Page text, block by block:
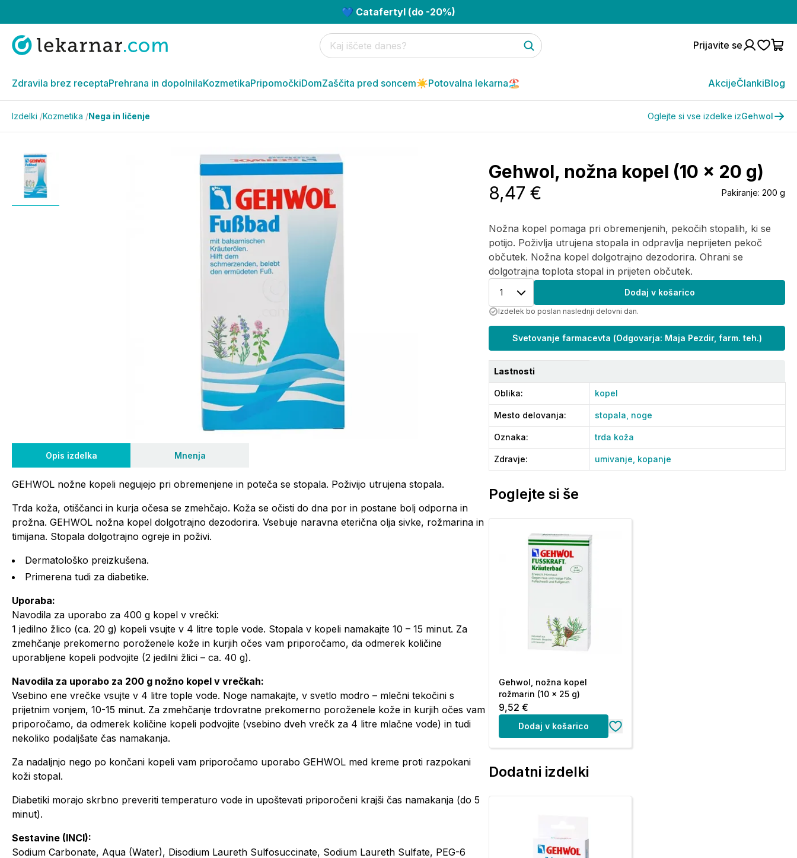
💙 Catafertyl (do -20%)
Prijavite se
Zdravila brez receptaPrehrana in dopolnilaKozmetikaPripomočkiDomZaščita pred soncem☀️Potovalna lekarna🏖️ AkcijeČlankiBlog
Izdelki /Kozmetika /Nega in ličenje Oglejte si vse izdelke izGehwol
Opis izdelka Mnenja
GEHWOL nožne kopeli negujejo pri obremenjene in poteča se stopala. Poživijo utrujena stopala.
Trda koža, otiščanci in kurja očesa se zmehčajo. Koža se očisti do dna por in postane bolj odporna in
prožna. GEHWOL nožna kopel dolgotrajno dezodorira. Vsebuje naravna eterična olja sivke, rožmarina in
timijana. Stopala dolgotrajno ogreje in poživi.
Dermatološko preizkušena.
Primerena tudi za diabetike.
Uporaba:
Navodila za uporabo za 400 g kopel v vrečki:
1 jedilno žlico (ca. 20 g) kopeli vsujte v 4 litre tople vode. Stopala v kopeli namakajte 10 – 15 minut. Za
zmehčanje prekomerno poroženele kože in kurjih očes vam priporočamo, da odmerek količine
uporabljene kopeli podvojite (2 jedilni žlici – ca. 40 g).
Navodila za uporabo za 200 g nožno kopel v vrečkah:
Vsebino ene vrečke vsujte v 4 litre tople vode. Noge namakajte, v svetlo modro – mlečni tekočini s
prijetnim vonjem, 10-15 minut. Za zmehčanje trdovratne prekomerno poroženele kože in kurjih očes vam
priporočamo, da odmerek količine kopeli podvojite (vsebino dveh vrečk za 4 litre mlačne vode) in tudi
nekoliko podaljšate čas namakanja.
Za nadaljnjo nego po končani kopeli vam priporočamo uporabo GEHWOL med kreme proti razpokani
koži stopal.
Diabetiki morajo skrbno preveriti temperaturo vode in upoštevati priporočeni krajši čas namakanja (do 5
minut).
Sestavine (INCI):
Sodium Carbonate, Aqua (Water), Disodium Laureth Sulfosuccinate, Sodium Laureth Sulfate, PEG-6
Gehwol, nožna kopel (10 x 20 g)
Nožna kopel pomaga pri obremenjenih, pekočih stopalih, ki se
potijo. Poživlja utrujena stopala in odpravlja neprijeten pekoč
občutek. Nožna kopel dolgotrajno dezodorira. Ohrani se
dolgotrajna toplota stopal in prijeten občutek.
8,47 € Pakiranje: 200 g
1 Dodaj v košarico
Izdelek bo poslan naslednji delovni dan.
Svetovanje farmacevta (Odgovarja: Maja Pezdir, farm. teh.)
Lastnosti
Oblika: kopel
Mesto delovanja: stopala, noge
Oznaka: trda koža
Zdravje: umivanje, kopanje
Poglejte si še
Gehwol, nožna kopel
rožmarin (10 x 25 g)
9,52 €
Dodaj v košarico
Dodatni izdelki